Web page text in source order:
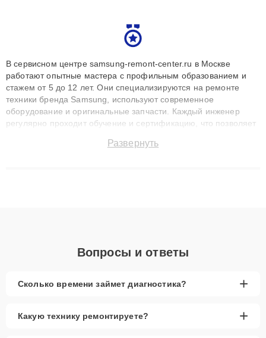
В сервисном центре samsung-remont-center.ru в Москве
работают опытные мастера с профильным образованием и
стажем от 5 до 12 лет. Они специализируются на ремонте
техники бренда Samsung, используют современное
оборудование и оригинальные запчасти. Каждый инженер
регулярно проходит обучение и сертификацию, что позволяет
технику с сохранением гарантии до 3 лет. Наши мастера
Развернуть
Вопросы и ответы
Сколько времени займет диагностика? +
Какую технику ремонтируете? +